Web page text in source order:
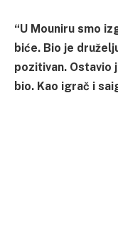
“U Mouniru smo
biće. Bio je
pozitivan. Ostavio
bio. Kao igrač i